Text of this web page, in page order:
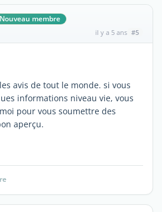
Nouveau membre
il y a 5 ans #5
avis de tout le monde. si vous
informations niveau vie, vous
pour vous soumettre des
aperçu.